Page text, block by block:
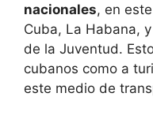
nacionales, en
Cuba, La Habana,
de la Juventud.
cubanos como a
este medio de